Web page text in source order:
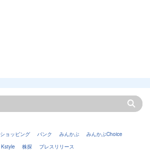
ショッピング バンク みんかぶ
みんかぶChoice
Kstyle
株探 プレスリリース